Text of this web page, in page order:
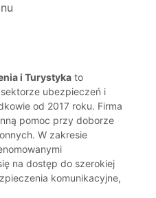
i Turystyka to
ubezpieczeń i
od 2017 roku. Firma
pomoc przy doborze
W zakresie
na dostęp do szerokiej
komunikacyjne,